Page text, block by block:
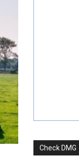
Check DMG